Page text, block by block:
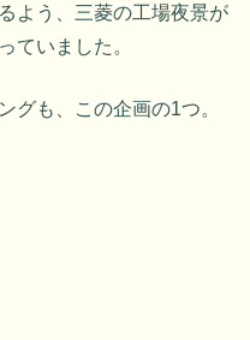
よう、三菱の工場夜景が
ていました。
グも、この企画の1つ。